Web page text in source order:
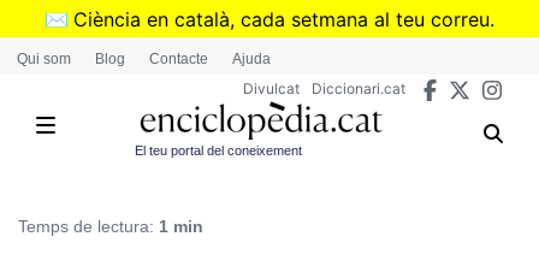
Vés
✉️ Ciència en català, cada setmana al teu correu.
➜Subscriu-te al butlletí de Divulcat
Qui som Blog Contacte Ajuda
Divulcat Diccionari.cat
El teu portal del coneixement
Temps de lectura: 1 min